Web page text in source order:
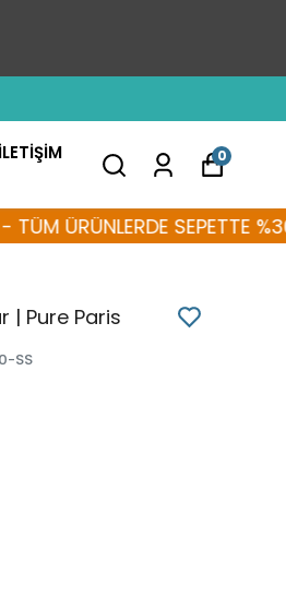
İLETİŞİM 0
SEPETTE %30
| Pure Paris
SS